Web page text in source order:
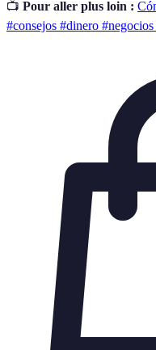
📺 Pour aller plus loin :
#consejos #dinero